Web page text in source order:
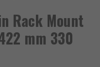
Rack Mount
mm 330